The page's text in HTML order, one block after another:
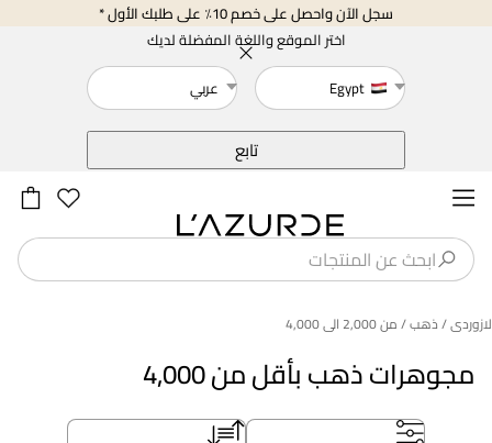
سجل الآن واحصل على خصم 10٪ على طلبك الأول *
اختر الموقع واللغة المفضلة لديك
Egypt
عربي
تابع
مجوهرات ذهب بأقل من 4,000
لازوردى/ ذهب/ من 2,000 الى 4,000